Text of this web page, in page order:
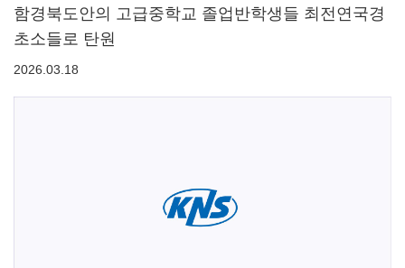
함경북도안의 고급중학교 졸업반학생들 최전연국경
초소들로 탄원
2026.03.18